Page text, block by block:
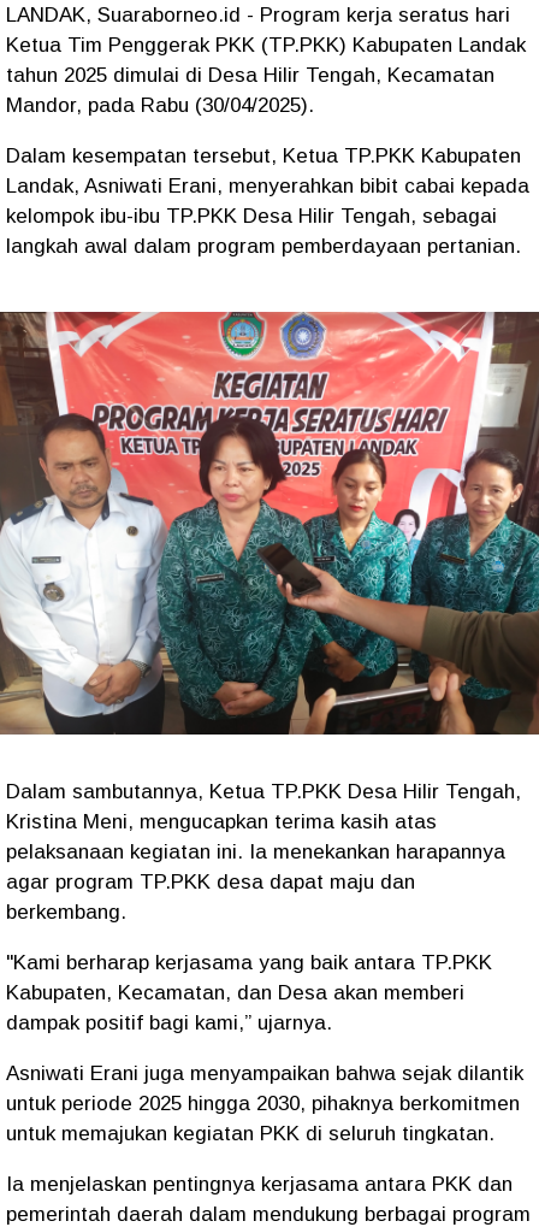
LANDAK, Suaraborneo.id - Program kerja seratus hari
Ketua Tim Penggerak PKK (TP.PKK) Kabupaten Landak
tahun 2025 dimulai di Desa Hilir Tengah, Kecamatan
Mandor, pada Rabu (30/04/2025).
Dalam kesempatan tersebut, Ketua TP.PKK Kabupaten
Landak, Asniwati Erani, menyerahkan bibit cabai kepada
kelompok ibu-ibu TP.PKK Desa Hilir Tengah, sebagai
langkah awal dalam program pemberdayaan pertanian.
Dalam sambutannya, Ketua TP.PKK Desa Hilir Tengah,
Kristina Meni, mengucapkan terima kasih atas
pelaksanaan kegiatan ini. Ia menekankan harapannya
agar program TP.PKK desa dapat maju dan
berkembang.
"Kami berharap kerjasama yang baik antara TP.PKK
Kabupaten, Kecamatan, dan Desa akan memberi
dampak positif bagi kami,” ujarnya.
Asniwati Erani juga menyampaikan bahwa sejak dilantik
untuk periode 2025 hingga 2030, pihaknya berkomitmen
untuk memajukan kegiatan PKK di seluruh tingkatan.
Ia menjelaskan pentingnya kerjasama antara PKK dan
pemerintah daerah dalam mendukung berbagai program